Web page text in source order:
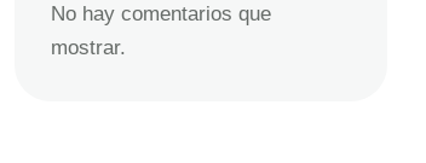
No hay comentarios que
mostrar.